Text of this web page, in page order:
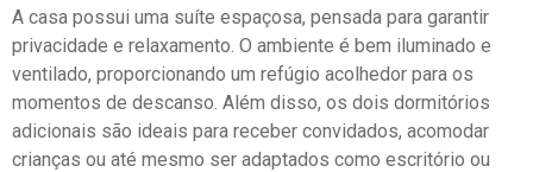
A casa possui uma suíte espaçosa, pensada para garantir
privacidade e relaxamento. O ambiente é bem iluminado e
ventilado, proporcionando um refúgio acolhedor para os
momentos de descanso. Além disso, os dois dormitórios
adicionais são ideais para receber convidados, acomodar
crianças ou até mesmo ser adaptados como escritório ou